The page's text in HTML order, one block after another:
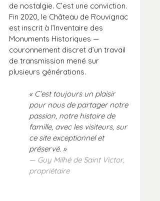
de nostalgie. C’est une conviction.
Fin 2020, le Château de Rouvignac
est inscrit à l’Inventaire des
Monuments Historiques —
couronnement discret d’un travail
de transmission mené sur
plusieurs générations.
« C’est toujours un plaisir
pour nous de partager notre
passion, notre histoire de
famille, avec les visiteurs, sur
ce site exceptionnel et
préservé. »
— Guy Milhé de Saint Victor,
propriétaire